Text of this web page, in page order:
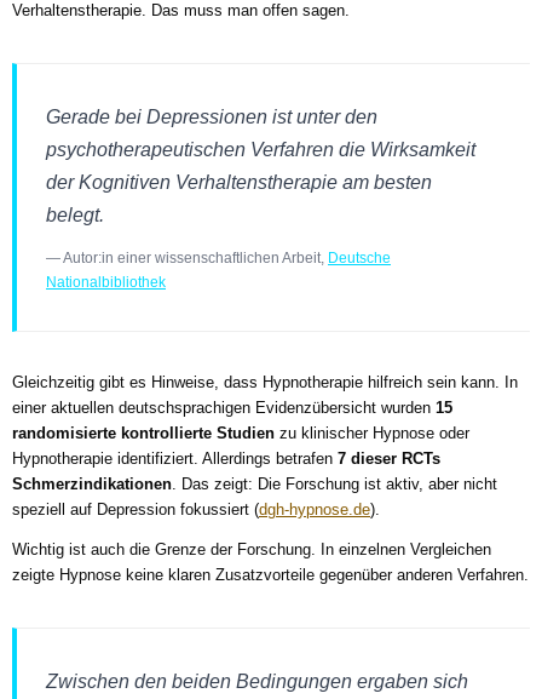
Verhaltenstherapie. Das muss man offen sagen.
Gerade bei Depressionen ist unter den
psychotherapeutischen Verfahren die Wirksamkeit
der Kognitiven Verhaltenstherapie am besten
belegt.
— Autor:in einer wissenschaftlichen Arbeit, Deutsche
Nationalbibliothek
Gleichzeitig gibt es Hinweise, dass Hypnotherapie hilfreich sein kann. In
einer aktuellen deutschsprachigen Evidenzübersicht wurden 15
randomisierte kontrollierte Studien zu klinischer Hypnose oder
Hypnotherapie identifiziert. Allerdings betrafen 7 dieser RCTs
Schmerzindikationen . Das zeigt: Die Forschung ist aktiv, aber nicht
speziell auf Depression fokussiert (dgh-hypnose.de).
Wichtig ist auch die Grenze der Forschung. In einzelnen Vergleichen
zeigte Hypnose keine klaren Zusatzvorteile gegenüber anderen Verfahren.
Zwischen den beiden Bedingungen ergaben sich